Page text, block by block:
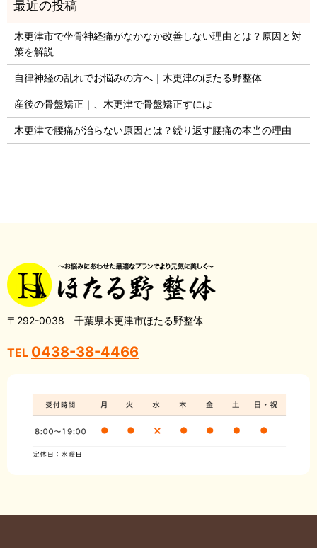
木更津市で坐骨神経痛がなかなか改善しない理由とは？原因と対
策を解説
自律神経の乱れでお悩みの方へ｜木更津のほたる野整体
産後の骨盤矯正｜、木更津で骨盤矯正すには
木更津で腰痛が治らない原因とは？繰り返す腰痛の本当の理由
〒292-0038 千葉県木更津市ほたる野整体
TEL 0438-38-4466